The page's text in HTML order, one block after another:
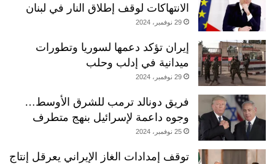
الانتهاكات لوقف إطلاق النار في لبنان
29 نوفمبر، 2024
إيران تؤكد دعمها لسوريا وتطورات
ميدانية في إدلب وحلب
29 نوفمبر، 2024
فريق دونالد ترمب للشرق الأوسط…
وجوه داعمة لإسرائيل بنهج متطرف
25 نوفمبر، 2024
توقف إمدادات الغاز الإيراني يعرقل إنتاج